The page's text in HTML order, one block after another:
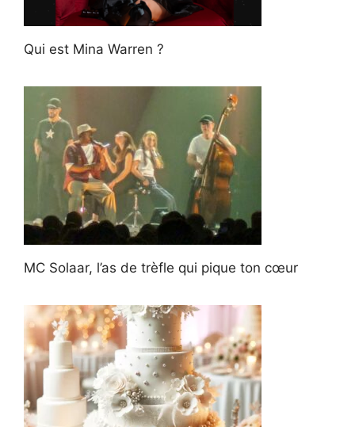
Qui est Mina Warren ?
MC Solaar, l’as de trèfle qui pique ton cœur